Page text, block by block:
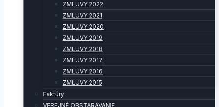
ZMLUVY 2022
ZMLUVY 2021
ZMLUVY 2020
ZMLUVY 2019
ZMLUVY 2018
ZMLUVY 2017
ZMLUVY 2016
ZMLUVY 2015
Faktúry
VEREJNÉ OBSTARÁVANIE